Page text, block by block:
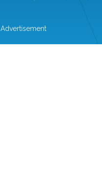
Advertisement